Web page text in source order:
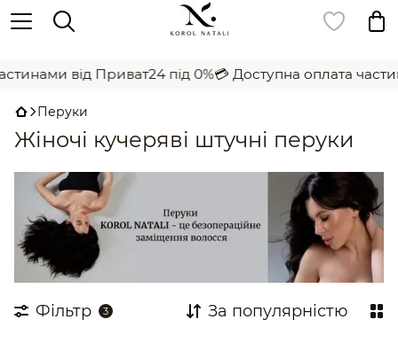
від Приват24 під 0%💳 Доступна оплата
Перуки
Жіночі кучеряві штучні перуки
Фільтр 3 За популярністю